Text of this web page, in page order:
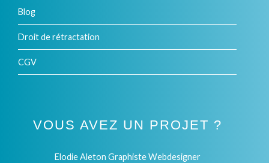
Blog
Droit de rétractation
CGV
VOUS AVEZ UN PROJET ?
Elodie Aleton Graphiste Webdesigner